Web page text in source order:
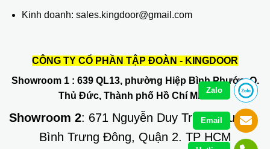
Kinh doanh: sales.kingdoor@gmail.com
CÔNG TY CỔ PHẦN TẬP ĐOÀN - KINGDOOR
Showroom 1: 639 QL13, phường Hiệp Bình Phước, Q.
Thủ Đức, Thành phố Hồ Chí Minh
Showroom 2: 671 Nguyễn Duy Trinh, phường
Bình Trưng Đông, Quận 2. TP HCM
Zalo
Email